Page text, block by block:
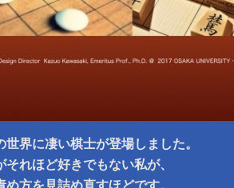
世界に凄い棋士が登場しました。
それほど好きでもない私が、
め方を見詰め直すほどです。